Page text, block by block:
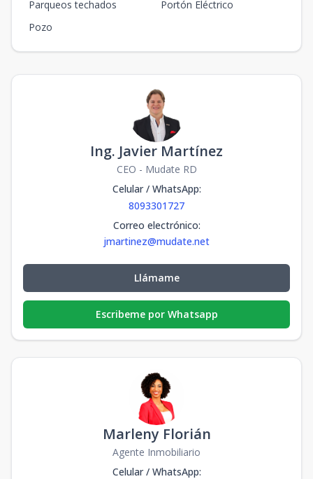
Parqueos techados
Portón Eléctrico
Pozo
Ing. Javier Martínez
CEO - Mudate RD
Celular / WhatsApp:
8093301727
Correo electrónico:
jmartinez@mudate.net
Llámame
Escribeme por Whatsapp
Marleny Florián
Agente Inmobiliario
Celular / WhatsApp: